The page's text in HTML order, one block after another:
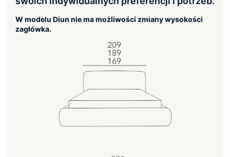
W modelu Diun nie ma możliwości zmiany wysokości
zagłówka.